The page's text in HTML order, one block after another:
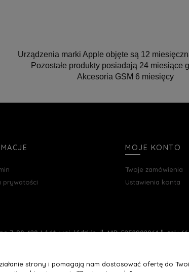
Urządzenia marki Apple objęte są 12
Pozostałe produkty posiadają 24 miesiące
Akcesoria GSM 6 miesięcy
prywatości
MOJE KONTO
Twoje zamówienia
Ustawienia konta
7, 90-420 Łódź, woj. łódzkie || NIP: 5252902064 || tel.:
strony i pomagają nam dostosować ofertę do